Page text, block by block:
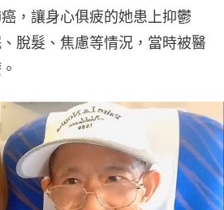
，讓身心俱疲的她患上抑鬱
脫髮、焦慮等情況，當時被醫